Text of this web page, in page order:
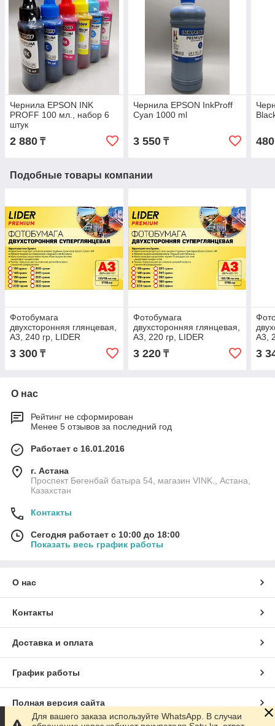
Чернила EPSON INK
PROFF 100 мл., набор 6
штук
2 880 ₸
Чернила EPSON InkProff
Cyan 1000 ml
3 550₸ 480
Подобные товары компании
Фотобумага
двухсторонняя глянцевая,
A3, 240 гр, LIDER
3 300 ₸
Фотобумага
двухсторонняя глянцевая,
A3, 220 гр, LIDER
3 220₸
A3,
3
О нас
Рейтинг не сформирован
Менее 5 отзывов за последний год
Работает с 16.01.2016
г. Астана
Проспект Бөгенбай батыра 54, магазин VINK., Астана,
Казахстан
Контакты
Сегодня работает с 10:00 до 18:00
Показать весь график работы
О нас
Контакты
Доставка и оплата
График работы
Полная версия сайта
Для вашего заказа используйте WhatsApp. В случаи